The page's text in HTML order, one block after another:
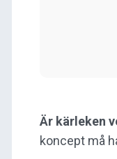
Är kärleken
koncept må